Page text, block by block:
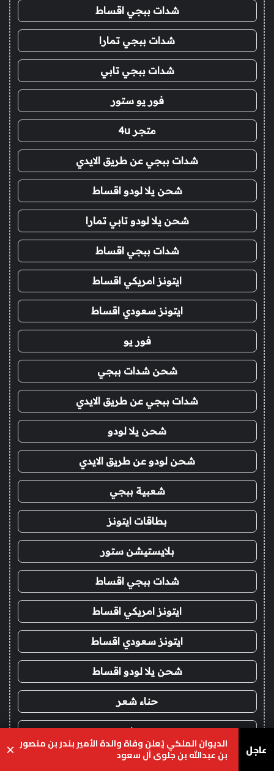
شدات ببجي اقساط
شدات ببجي تمارا
شدات ببجي تابي
فور يو ستور
متجر 4u
شدات ببجي عن طريق الايدي
شحن يلا لودو اقساط
شحن يلا لودو تابي تمارا
شدات ببجي اقساط
ايتونز امريكي اقساط
ايتونز سعودي اقساط
فور يو
شحن شدات ببجي
شدات ببجي عن طريق الايدي
شحن يلا لودو
شحن لودو عن طريق الايدي
شعبية ببجي
بطاقات ايتونز
بلايستيشن ستور
شدات ببجي اقساط
ايتونز امريكي اقساط
ايتونز سعودي اقساط
شحن يلا لودو اقساط
حناء شعر
حنا
ماتشا
عاجل الديوان الملكي يُعلن وفاة والدة الأمير بندر بن منصور
بن عبدالله بن جلوي آل سعود ×